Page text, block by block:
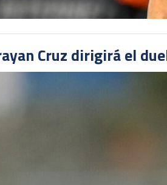
Cruz dirigirá el